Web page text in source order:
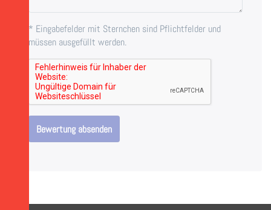
* Eingabefelder mit Sternchen sind Pflichtfelder und
müssen ausgefüllt werden.
Bewertung absenden